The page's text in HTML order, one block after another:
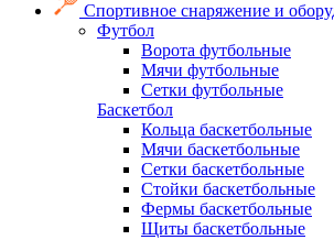
Спортивное снаряжение и
Футбол
Ворота футбольные
Мячи футбольные
Сетки футбольные
Баскетбол
Кольца баскетбольные
Мячи баскетбольные
Сетки баскетбольные
Стойки баскетбольные
Фермы баскетбольные
Щиты баскетбольные